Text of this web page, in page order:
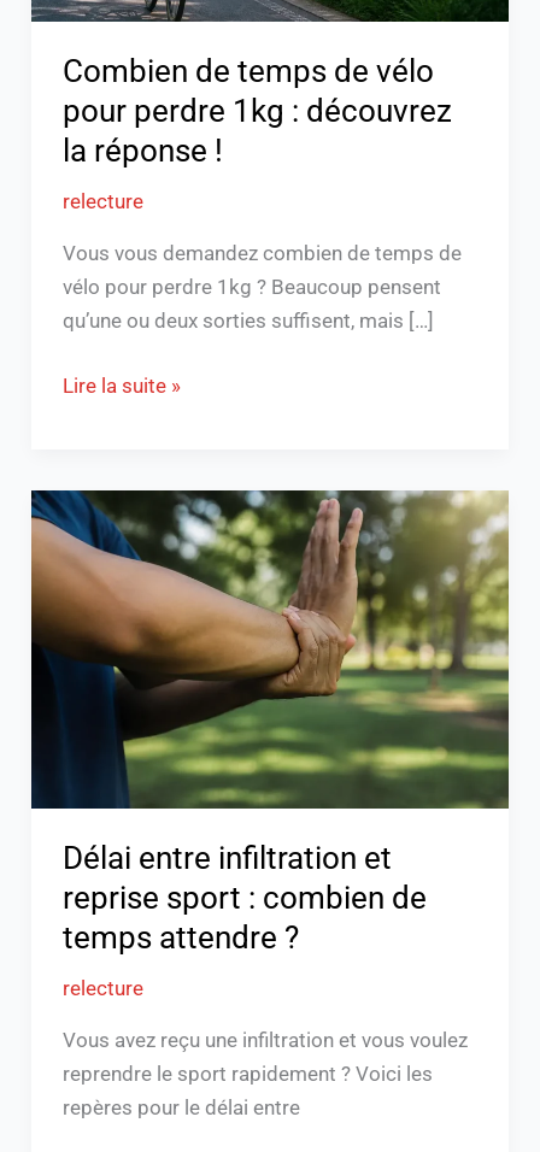
Combien de temps de vélo
pour perdre 1kg : découvrez
la réponse !
relecture
Vous vous demandez combien de temps de
vélo pour perdre 1kg ? Beaucoup pensent
qu’une ou deux sorties suffisent, mais […]
découvrez
la
!
Lire la suite »
Délai entre infiltration et
reprise sport : combien de
temps attendre ?
relecture
Vous avez reçu une infiltration et vous voulez
reprendre le sport rapidement ? Voici les
repères pour le délai entre
Délai
entre
infiltration
et
reprise
sport
combien
temps
attendre
?